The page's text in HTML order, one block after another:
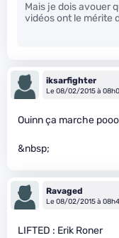
Mais je dois avouer
vidéos ont le mérite
iksarfighter
Le 08/02/2015 à
Ouinn ça marche
&nbsp;
Ravaged
Le 08/02/2015 à
LIFTED : Erik Roner